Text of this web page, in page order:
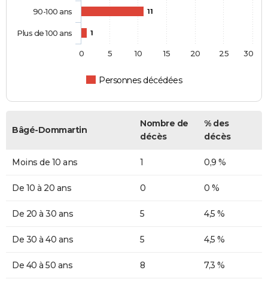
11
1
Personnes décédées
90-100 ans
Plus de 100 ans
0 5 10 15 20 25 30
Bâgé-Dommartin
Nombre de
décès
% des
décès
Moins de 10 ans 1 0,9 %
De 10 à 20 ans 0 0 %
De 20 à 30 ans 5 4,5 %
De 30 à 40 ans 5 4,5 %
De 40 à 50 ans 8 7,3 %